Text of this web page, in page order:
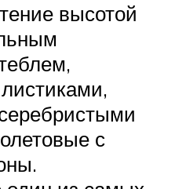
высотой
с